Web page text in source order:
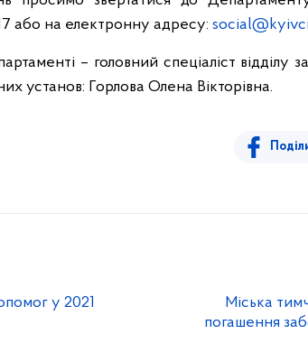
або на електронну адресу:
– головний спеціаліст відділу
установ: Горлова Олена Вікторівна.
у 2021
Міська
погашення